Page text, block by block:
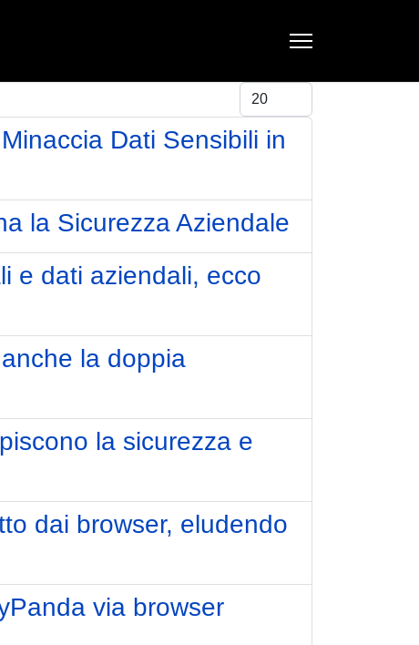
Visualizza #
Dati Sensibili in
la Sicurezza Aziendale
e dati aziendali, ecco
la doppia
la sicurezza e
dai browser, eludendo
via browser